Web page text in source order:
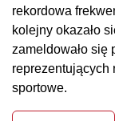
rekordowa
kolejny okazało
zameldowało się
reprezentujących
sportowe.